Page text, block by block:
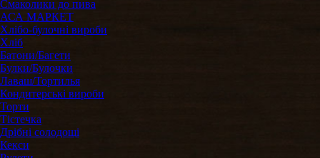
Смаколики до пива
АСА МАРКЕТ
Хлібо-булочні вироби
Хліб
Батони/Багети
Булки/Булочки
Лаваш/Тортилья
Кондитерські вироби
Торти
Тістечка
Дрібні солодощі
Кекси